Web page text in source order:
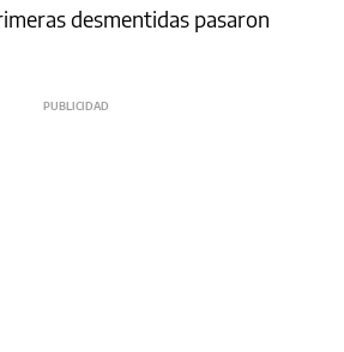
desmentidas pasaron